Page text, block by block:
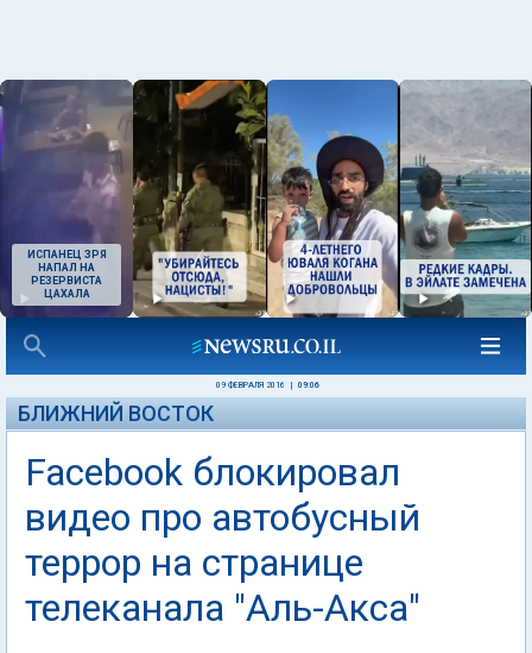
ИСПАНЕЦ ЗРЯ
НАПАЛ НА
РЕЗЕРВИСТА
ЦАХАЛА
09 ФЕВРАЛЯ 2016 09:06
БЛИЖНИЙ ВОСТОК
Facebook блокировал
видео про автобусный
террор на странице
телеканала "Аль-Акса"